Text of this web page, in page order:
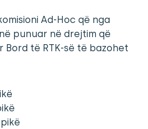
Ad-Hoc që nga
punuar në drejtim që
të RTK-së të bazohet